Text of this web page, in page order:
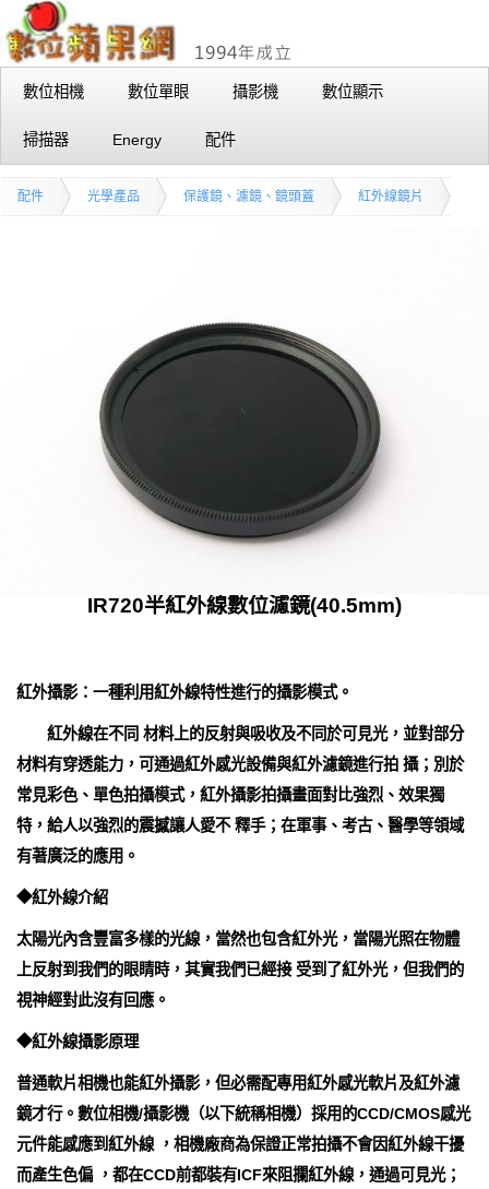
數位相機 數位單眼 攝影機 數位顯示
掃描器 Energy 配件
配件 光學產品 保護鏡、濾鏡、鏡頭蓋 紅外線鏡片
IR720半紅外線數位濾鏡(40.5mm)
紅外攝影：一種利用紅外線特性進行的攝影模式。
紅外線在不同 材料上的反射與吸收及不同於可見光，並對部分
材料有穿透能力，可通過紅外感光設備與紅外濾鏡進行拍 攝；別於
常見彩色、單色拍攝模式，紅外攝影拍攝畫面對比強烈、效果獨
特，給人以強烈的震撼讓人愛不 釋手；在軍事、考古、醫學等領域
有著廣泛的應用。
◆紅外線介紹
太陽光內含豐富多樣的光線，當然也包含紅外光，當陽光照在物體
上反射到我們的眼睛時，其實我們已經接 受到了紅外光，但我們的
視神經對此沒有回應。
◆紅外線攝影原理
普通軟片相機也能紅外攝影，但必需配專用紅外感光軟片及紅外濾
鏡才行。數位相機/攝影機（以下統稱相機）採用的CCD/CMOS感光
元件能感應到紅外線 ，相機廠商為保證正常拍攝不會因紅外線干擾
而產生色偏 ，都在CCD前都裝有ICF來阻攔紅外線，通過可見光；